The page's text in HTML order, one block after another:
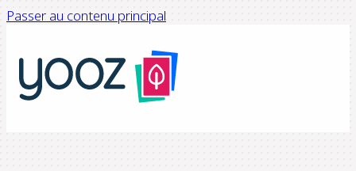
Passer au contenu principal